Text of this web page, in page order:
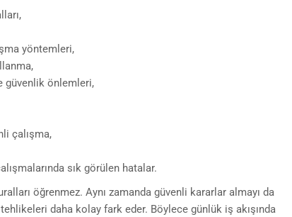
yöntemleri,
güvenlik önlemleri,
çalışma,
sık görülen hatalar.
öğrenmez. Aynı zamanda güvenli kararlar almayı da
daha kolay fark eder. Böylece günlük iş akışında